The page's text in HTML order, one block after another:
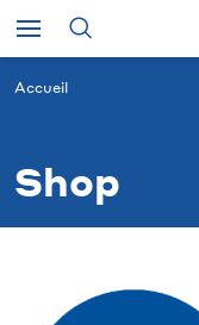
Accueil
Shop